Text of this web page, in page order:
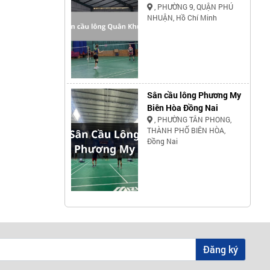
, PHƯỜNG 9, QUẬN PHÚ
NHUẬN, Hồ Chí Minh
Sân cầu lông Phương My
Biên Hòa Đồng Nai
, PHƯỜNG TÂN PHONG,
THÀNH PHỐ BIÊN HÒA,
Đồng Nai
Đăng ký